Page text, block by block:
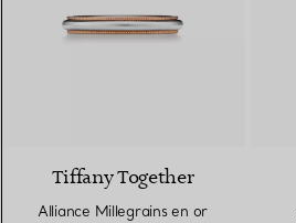
Tiffany Together
Alliance Millegrains en or